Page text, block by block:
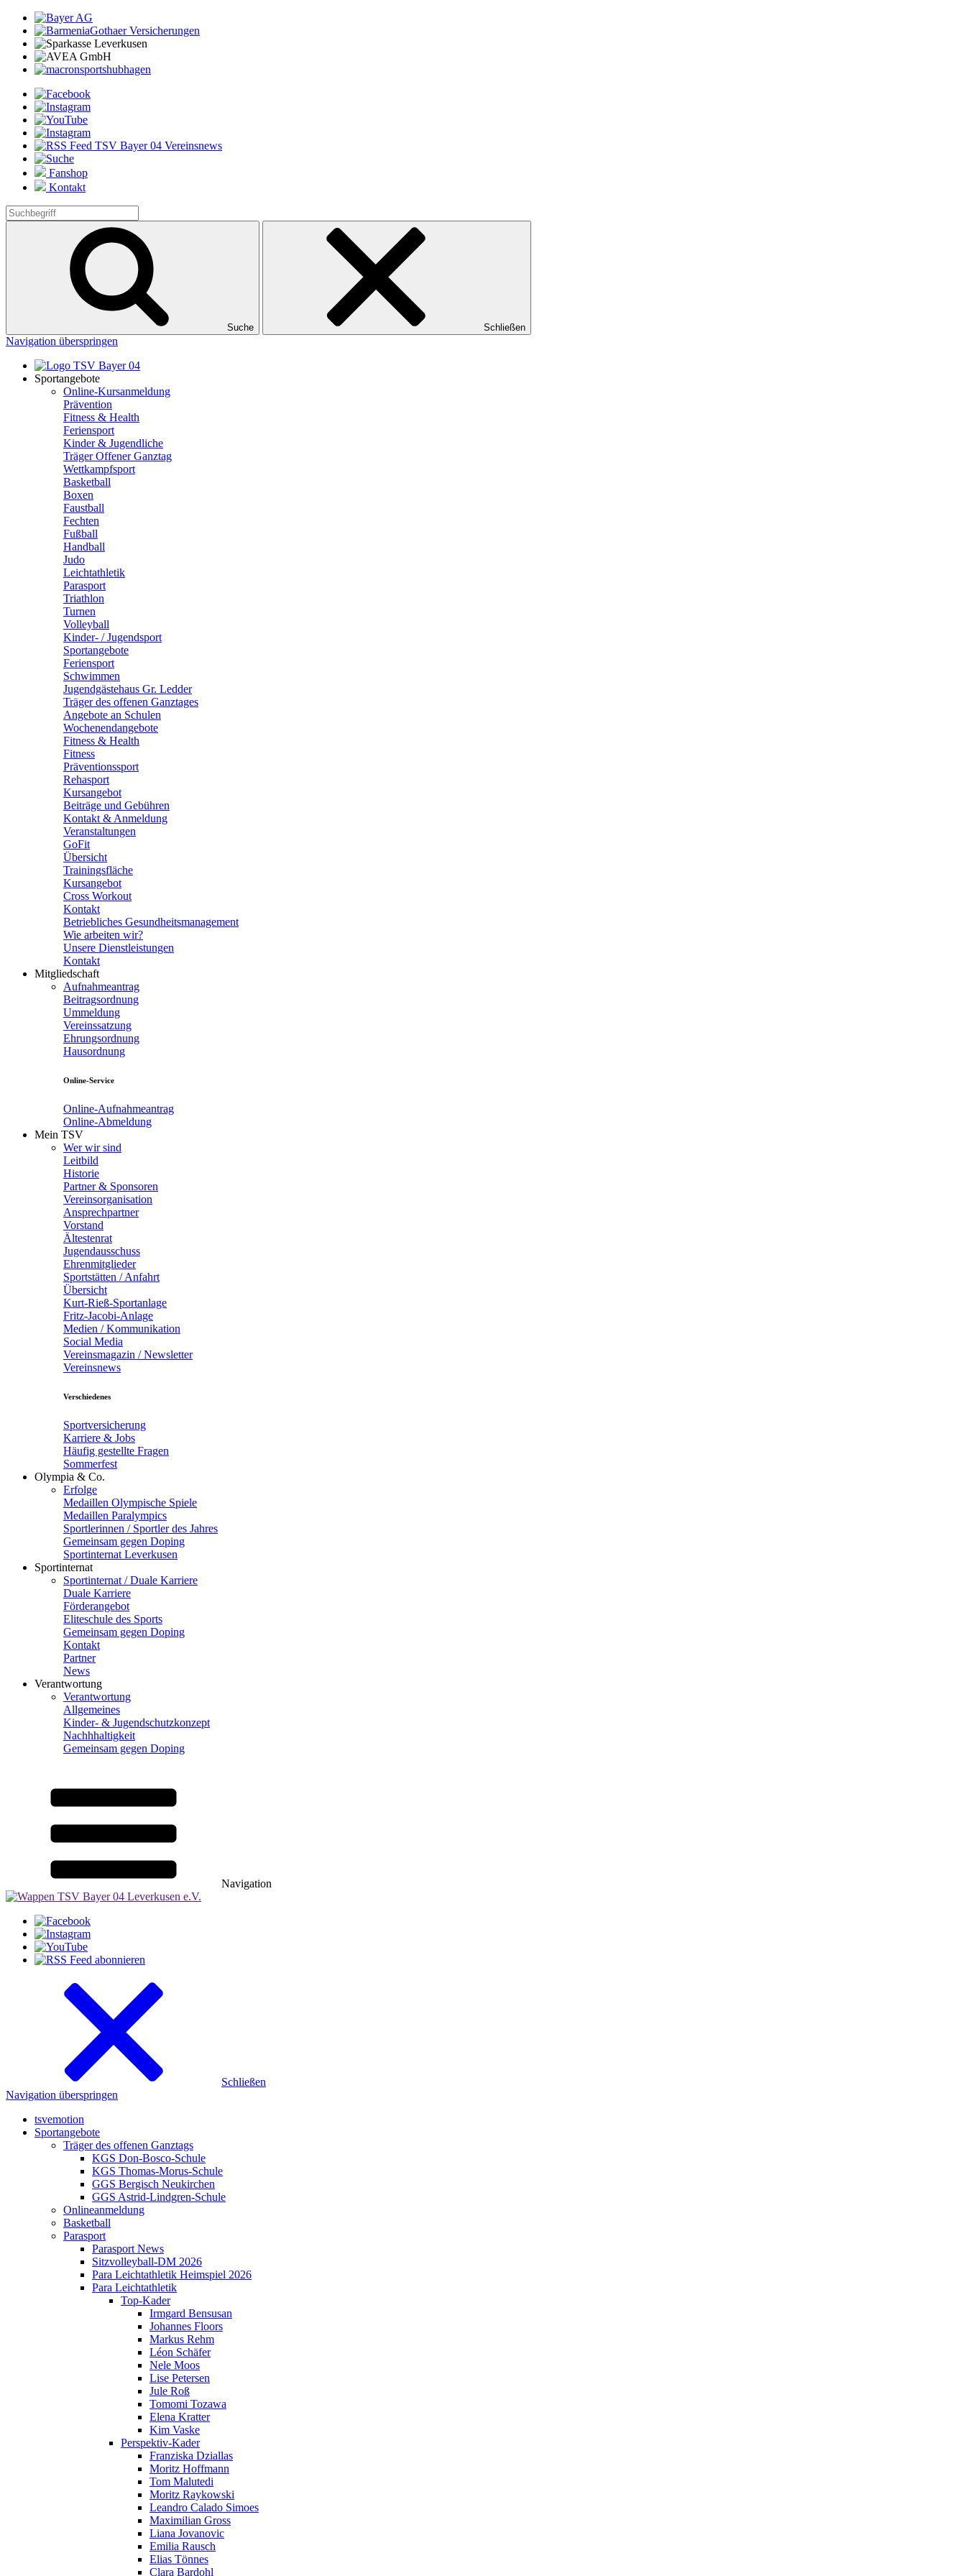
Fanshop
Kontakt
Suche Schließen
Navigation überspringen
Sportangebote
Online-Kursanmeldung
Prävention
Fitness & Health
Feriensport
Kinder & Jugendliche
Träger Offener Ganztag
Wettkampfsport
Basketball
Boxen
Faustball
Fechten
Fußball
Handball
Judo
Leichtathletik
Parasport
Triathlon
Turnen
Volleyball
Kinder- / Jugendsport
Sportangebote
Feriensport
Schwimmen
Jugendgästehaus Gr. Ledder
Träger des offenen Ganztages
Angebote an Schulen
Wochenendangebote
Fitness & Health
Fitness
Präventionssport
Rehasport
Kursangebot
Beiträge und Gebühren
Kontakt & Anmeldung
Veranstaltungen
GoFit
Übersicht
Trainingsfläche
Kursangebot
Cross Workout
Kontakt
Betriebliches Gesundheitsmanagement
Wie arbeiten wir?
Unsere Dienstleistungen
Kontakt
Mitgliedschaft
Aufnahmeantrag
Beitragsordnung
Ummeldung
Vereinssatzung
Ehrungsordnung
Hausordnung
Online-Service
Online-Aufnahmeantrag
Online-Abmeldung
Mein TSV
Wer wir sind
Leitbild
Historie
Partner & Sponsoren
Vereinsorganisation
Ansprechpartner
Vorstand
Ältestenrat
Jugendausschuss
Ehrenmitglieder
Sportstätten / Anfahrt
Übersicht
Kurt-Rieß-Sportanlage
Fritz-Jacobi-Anlage
Medien / Kommunikation
Social Media
Vereinsmagazin / Newsletter
Vereinsnews
Verschiedenes
Sportversicherung
Karriere & Jobs
Häufig gestellte Fragen
Sommerfest
Olympia & Co.
Erfolge
Medaillen Olympische Spiele
Medaillen Paralympics
Sportlerinnen / Sportler des Jahres
Gemeinsam gegen Doping
Sportinternat Leverkusen
Sportinternat
Sportinternat / Duale Karriere
Duale Karriere
Förderangebot
Eliteschule des Sports
Gemeinsam gegen Doping
Kontakt
Partner
News
Verantwortung
Verantwortung
Allgemeines
Kinder- & Jugendschutzkonzept
Nachhhaltigkeit
Gemeinsam gegen Doping
Navigation
Schließen
Navigation überspringen
tsvemotion
Sportangebote
Träger des offenen Ganztags
KGS Don-Bosco-Schule
KGS Thomas-Morus-Schule
GGS Bergisch Neukirchen
GGS Astrid-Lindgren-Schule
Onlineanmeldung
Basketball
Parasport
Parasport News
Sitzvolleyball-DM 2026
Para Leichtathletik Heimspiel 2026
Para Leichtathletik
Top-Kader
Irmgard Bensusan
Johannes Floors
Markus Rehm
Léon Schäfer
Nele Moos
Lise Petersen
Jule Roß
Tomomi Tozawa
Elena Kratter
Kim Vaske
Perspektiv-Kader
Franziska Dziallas
Moritz Hoffmann
Tom Malutedi
Moritz Raykowski
Leandro Calado Simoes
Maximilian Gross
Liana Jovanovic
Emilia Rausch
Elias Tönnes
Clara Bardohl